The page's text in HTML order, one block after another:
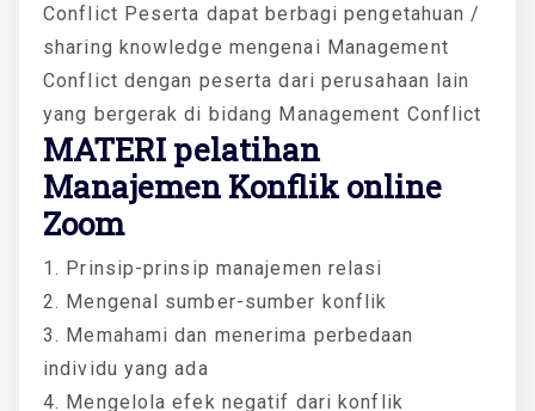
Conflict Peserta dapat berbagi pengetahuan /
sharing knowledge mengenai Management
Conflict dengan peserta dari perusahaan lain
yang bergerak di bidang Management Conflict
MATERI pelatihan
Manajemen Konflik online
Zoom
1. Prinsip-prinsip manajemen relasi
2. Mengenal sumber-sumber konflik
3. Memahami dan menerima perbedaan
individu yang ada
4. Mengelola efek negatif dari konflik